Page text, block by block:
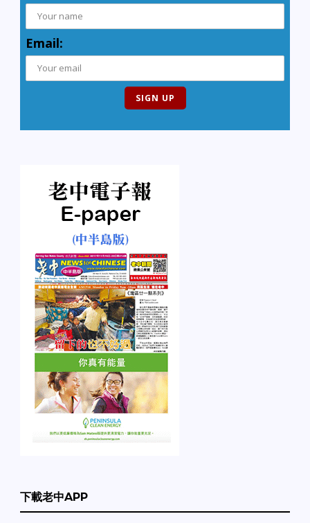
Email:
下載老中APP